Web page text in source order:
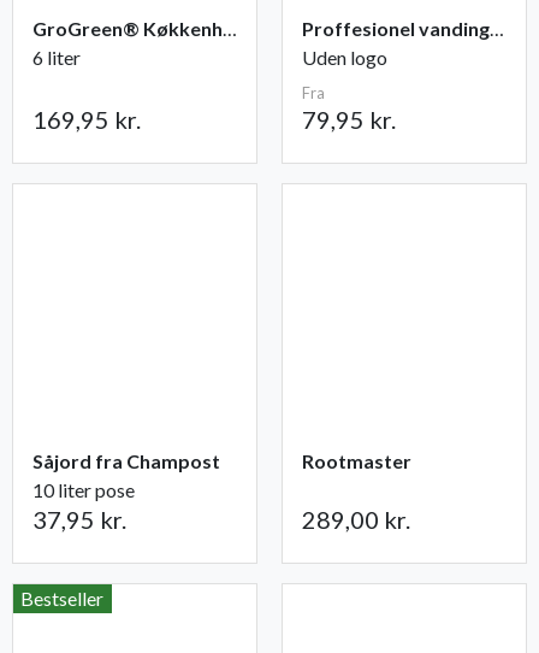
GroGreen® Køkkenhave NPK 6-2-6 + 2% Mg
6 liter
169,95 kr.
Proffesionel vandingspose 100 liter
Uden logo
Fra
79,95 kr.
Såjord fra Champost
10 liter pose
37,95 kr.
Rootmaster
289,00 kr.
Bestseller